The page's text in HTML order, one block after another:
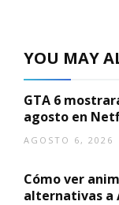
YOU MAY
GTA 6
agosto en
AGOSTO 6, 2026
Cómo ver
alternativas a